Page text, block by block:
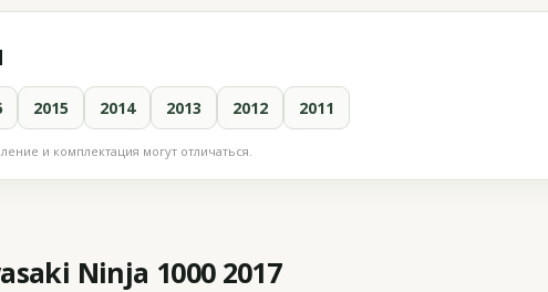
2015 2014 2013 2012 2011
и комплектация могут отличаться.
Ninja 1000 2017